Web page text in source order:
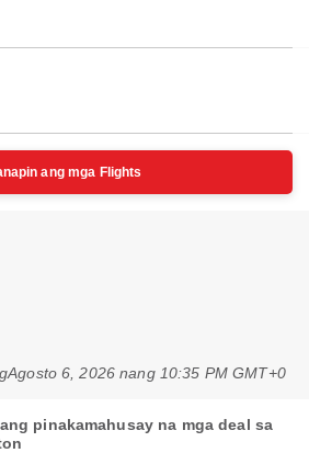
ang mga Flights
Agosto 6, 2026 nang 10:35 PM GMT+0
pinakamahusay na mga deal sa